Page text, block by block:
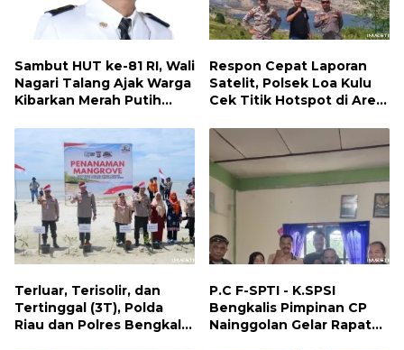
Sambut HUT ke-81 RI, Wali
Nagari Talang Ajak Warga
Kibarkan Merah Putih
Tanah Air
Respon Cepat Laporan
Satelit, Polsek Loa Kulu
Cek Titik Hotspot di Area
Terluar, Terisolir, dan
Tertinggal (3T), Polda
Riau dan Polres Bengkalis
P.C F-SPTI - K.SPSI
Bengkalis Pimpinan CP
Nainggolan Gelar Rapat